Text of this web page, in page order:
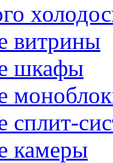
витрины
шкафы
сплит-
камеры